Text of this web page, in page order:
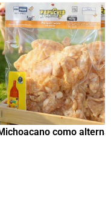
alternativa